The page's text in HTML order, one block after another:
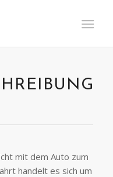
mit dem Auto zum
handelt es sich um